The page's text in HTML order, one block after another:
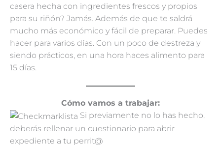
casera hecha con ingredientes frescos y propios
para su riñón? Jamás. Además de que te saldrá
mucho más económico y fácil de preparar. Puedes
hacer para varios días. Con un poco de destreza y
siendo prácticos, en una hora haces alimento para
15 días.
Cómo vamos a trabajar:
Si previamente no lo has hecho,
deberás rellenar un cuestionario para abrir
expediente a tu perrit@